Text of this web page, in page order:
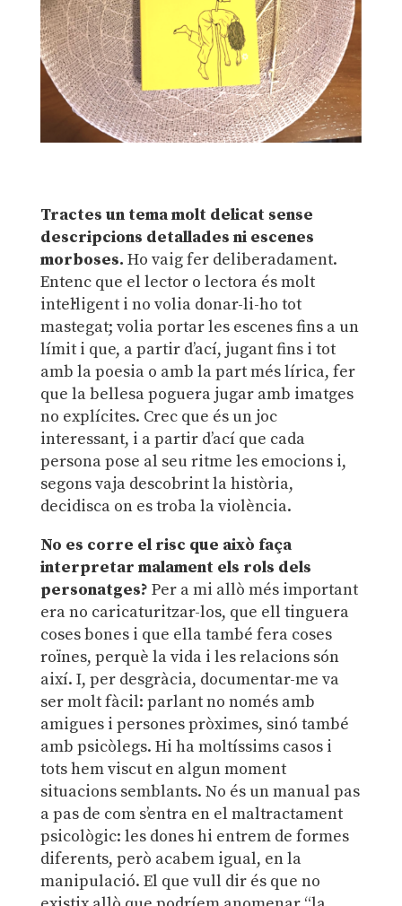
Tractes un tema molt delicat sense
descripcions detallades ni escenes
morboses. Ho vaig fer deliberadament.
Entenc que el lector o lectora és molt
intel·ligent i no volia donar-li-ho tot
mastegat; volia portar les escenes fins a un
límit i que, a partir d’ací, jugant fins i tot
amb la poesia o amb la part més lírica, fer
que la bellesa poguera jugar amb imatges
no explícites. Crec que és un joc
interessant, i a partir d’ací que cada
persona pose al seu ritme les emocions i,
segons vaja descobrint la història,
decidisca on es troba la violència.
No es corre el risc que això faça
interpretar malament els rols dels
personatges? Per a mi allò més important
era no caricaturitzar-los, que ell tinguera
coses bones i que ella també fera coses
roïnes, perquè la vida i les relacions són
així. I, per desgràcia, documentar-me va
ser molt fàcil: parlant no només amb
amigues i persones pròximes, sinó també
amb psicòlegs. Hi ha moltíssims casos i
tots hem viscut en algun moment
situacions semblants. No és un manual pas
a pas de com s’entra en el maltractament
psicològic: les dones hi entrem de formes
diferents, però acabem igual, en la
manipulació. El que vull dir és que no